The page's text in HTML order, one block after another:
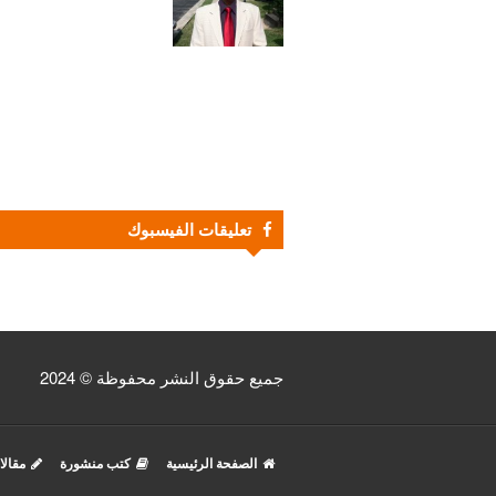
تعليقات الفيسبوك
جميع حقوق النشر محفوظة © 2024
الصفحة الرئيسية كتب منشورة